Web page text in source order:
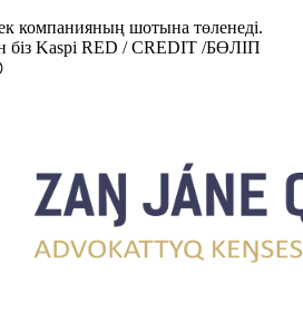
компанияның шотына төленеді.
біз Kaspi RED / CREDIT /БӨЛІП